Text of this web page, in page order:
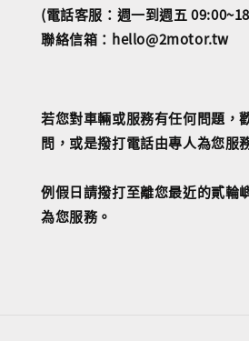
(電話客服：週一到週五
聯絡信箱：hello@2motor.tw
若您對車輛或服務有任何問題，
問，或是撥打電話由專人為您服
例假日請撥打至離您最近的貳輪
為您服務。